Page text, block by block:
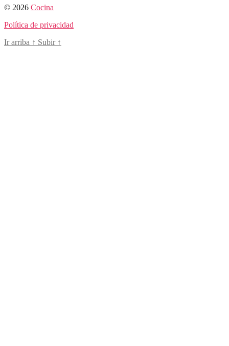
© 2026 Cocina
Política de privacidad
Ir arriba ↑ Subir ↑